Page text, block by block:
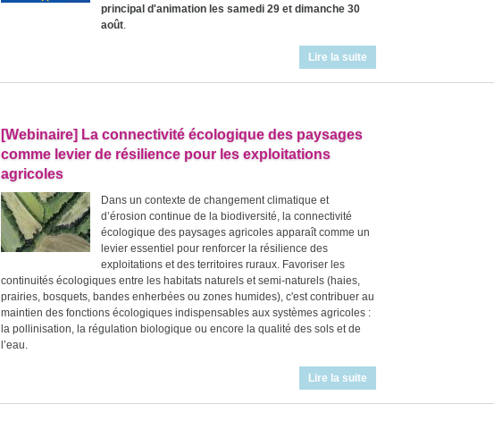
principal d'animation les samedi 29 et dimanche 30
août.
Lire la suite
[Webinaire] La connectivité écologique des paysages
comme levier de résilience pour les exploitations
agricoles
Dans un contexte de changement climatique et
d’érosion continue de la biodiversité, la connectivité
écologique des paysages agricoles apparaît comme un
levier essentiel pour renforcer la résilience des
exploitations et des territoires ruraux. Favoriser les
continuités écologiques entre les habitats naturels et semi-naturels (haies,
prairies, bosquets, bandes enherbées ou zones humides), c'est contribuer au
maintien des fonctions écologiques indispensables aux systèmes agricoles :
la pollinisation, la régulation biologique ou encore la qualité des sols et de
l’eau.
Lire la suite